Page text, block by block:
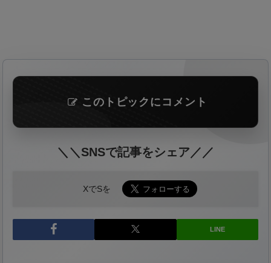
このトピックにコメント
＼＼SNSで記事をシェア／／
XでSを
LINE